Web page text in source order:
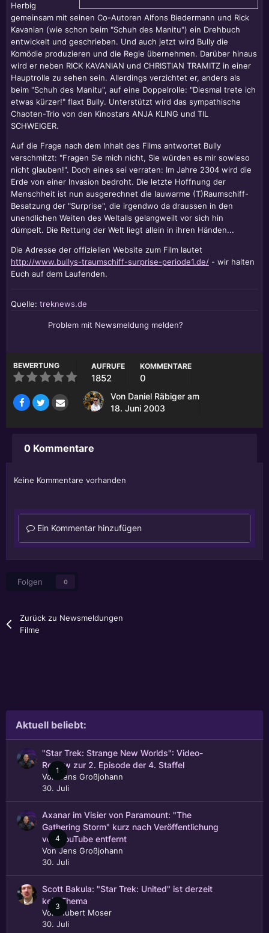
Herbig
gemeinsam mit seinen Co-Autoren Alfons Biedermann und Rick
Kavanian (wie schon beim "Schuh des Manitu") ein Drehbuch
entwickelt und geschrieben. Und auch jetzt wird Bully die
Komödie produzieren und die Regie übernehmen. Darüber hinaus
wird er neben RICK KAVANIAN und CHRISTIAN TRAMITZ in einer
Hauptrolle zu sehen sein. Allerdings verzichtet er, anders als
beim "Schuh des Manitu", auf eine Doppelrolle: "Diesmal trete ich
etwas kürzer!" flaxt Bully. Unterstützt wird das sympathische
Chaoten-Trio von den Kinostars ANJA KLING und TIL
SCHWEIGER.
Auf die Frage nach dem Inhalt des Films antwortet Bully
verschmitzt: "Fragen Sie mich nicht, Sie würden es mir sowieso
nicht glauben!". Doch eines sei verraten: Im Jahre 2304 wird die
Erde von einer Invasion bedroht. Die letzte Hoffnung der
Menschheit ist nun ausgerechnet die lauwarme (T)Raumschiff-
Besatzung der "Surprise", die irgendwo da draussen in den
unendlichen Weiten des Weltalls gelangweilt vor sich hin
dümpelt. Die Rettung der Welt liegt allein in ihren Händen...
Die Adresse der offiziellen Website zum Film lautet
http://www.bullys-traumschiff-surprise-periode1.de/ - wir halten
Euch auf dem Laufenden.
Quelle: treknews.de
Problem mit Newsmeldung melden?
BEWERTUNG AUFRUFE
1852
KOMMENTARE
0
Von Daniel Räbiger am
18. Juni 2003
0 Kommentare
Keine Kommentare vorhanden
Ein Kommentar hinzufügen
Folgen 0
Zurück zu Newsmeldungen
Filme
Aktuell beliebt:
1
"Star Trek: Strange New Worlds": Video-
Review zur 2. Episode der 4. Staffel
Von
Jens Großjohann
30. Juli
4
Axanar im Visier von Paramount: "The
Gathering Storm" kurz nach Veröffentlichung
von YouTube entfernt
VonJens Großjohann
30. Juli
3
Scott Bakula: "Star Trek: United" ist derzeit
kein Thema
Von
Hubert Moser
30. Juli